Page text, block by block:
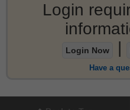
Login
Login Now
Have a